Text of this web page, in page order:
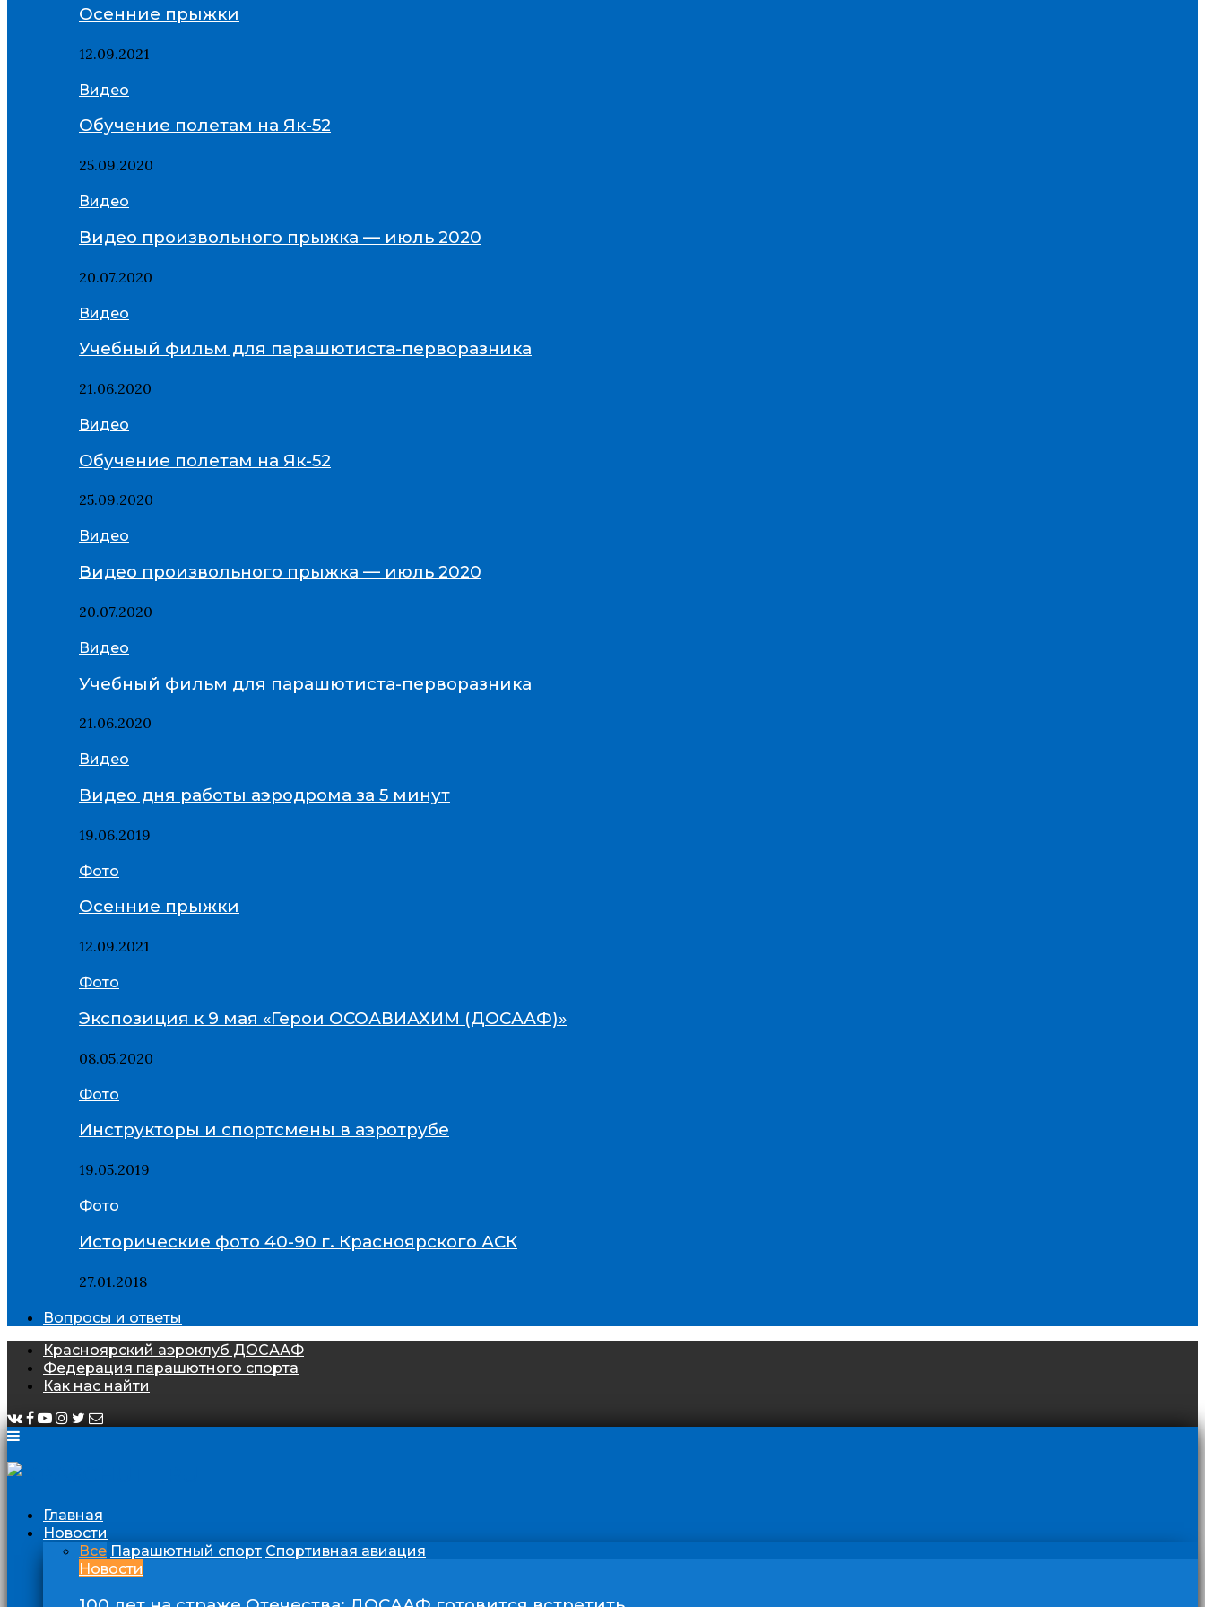
Осенние прыжки
12.09.2021
Видео
Обучение полетам на Як-52
25.09.2020
Видео
Видео произвольного прыжка — июль 2020
20.07.2020
Видео
Учебный фильм для парашютиста-перворазника
21.06.2020
Видео
Обучение полетам на Як-52
25.09.2020
Видео
Видео произвольного прыжка — июль 2020
20.07.2020
Видео
Учебный фильм для парашютиста-перворазника
21.06.2020
Видео
Видео дня работы аэродрома за 5 минут
19.06.2019
Фото
Осенние прыжки
12.09.2021
Фото
Экспозиция к 9 мая «Герои ОСОАВИАХИМ (ДОСААФ)»
08.05.2020
Фото
Инструкторы и спортсмены в аэротрубе
19.05.2019
Фото
Исторические фото 40-90 г. Красноярского АСК
27.01.2018
Вопросы и ответы
Красноярский аэроклуб ДОСААФ
Федерация парашютного спорта
Как нас найти
Главная
Новости
Все Парашютный спорт Спортивная авиация
Новости